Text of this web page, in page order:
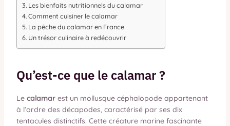
Les bienfaits nutritionnels du calamar
Comment cuisiner le calamar
La pêche du calamar en France
Un trésor culinaire à redécouvrir
Qu’est-ce que le calamar ?
Le calamarest un mollusque céphalopode appartenant
à l’ordre des décapodes, caractérisé par ses dix
tentacules distinctifs. Cette créature marine fascinante